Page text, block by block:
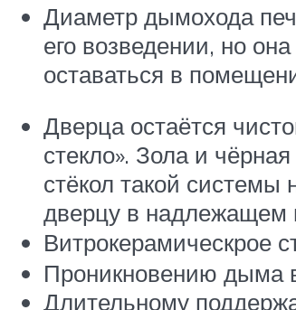
Диаметр дымохода
его возведении, но
оставаться в
Дверца остаётся
стекло». Зола и
стёкол такой
дверцу в надлежащем
Витрокерамическрое
Проникновению дыма
Длительному